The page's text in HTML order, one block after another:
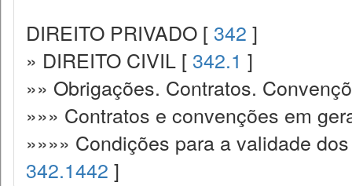
DIREITO PRIVADO [ 342 ]
» DIREITO CIVIL [ 342.1 ]
»» Obrigações. Contratos.
»»» Contratos e convenções em
»»»» Condições para a validade
342.1442 ]